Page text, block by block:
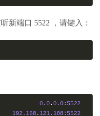
新端口 5522 ，请键入：
0 .0 .0.0 : 5522
192 .168 . 121.108 : 5522